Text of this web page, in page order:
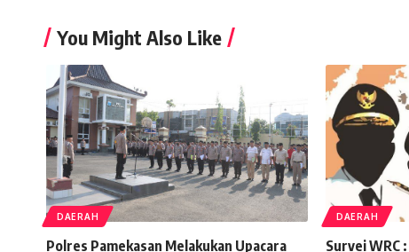
You Might Also Like
DAERAH
Polres Pamekasan Melakukan Upacara
DAERAH
Survei WRC